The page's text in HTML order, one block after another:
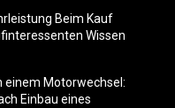
Beim Kauf
Wissen
einem Motorwechsel:
Einbau eines